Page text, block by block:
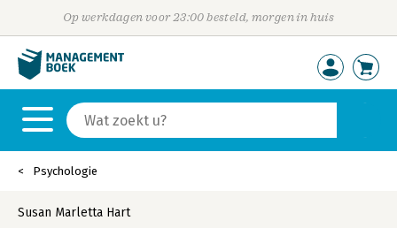
Op werkdagen voor 23:00 besteld, morgen in huis
Psychologie
Susan Marletta Hart